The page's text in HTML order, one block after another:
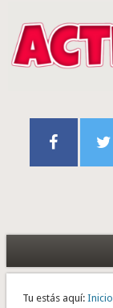
Tu estás aquí: Inicio